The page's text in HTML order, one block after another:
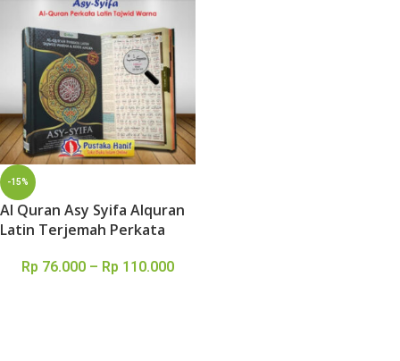
-15%
Al Quran Asy Syifa Alquran
Latin Terjemah Perkata
Rp 76.000 – Rp 110.000